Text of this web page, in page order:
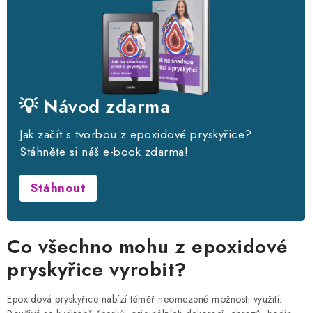
💡 Návod zdarma
Jak začít s tvorbou z epoxidové pryskyřice?
Stáhněte si náš e-book zdarma!
Stáhnout
Co všechno mohu z epoxidové
pryskyřice vyrobit?
Epoxidová pryskyřice nabízí téměř neomezené možnosti využití.